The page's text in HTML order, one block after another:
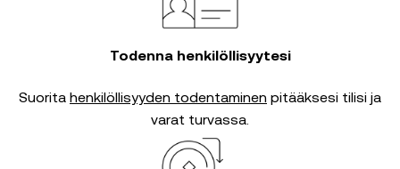
Todenna henkilöllisyytesi
Suorita henkilöllisyyden todentaminen pitääksesi tilisi ja
varat turvassa.